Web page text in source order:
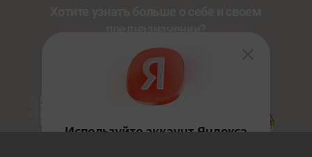
Познакомьтесь с другими нашими сервисами со
по промокоду